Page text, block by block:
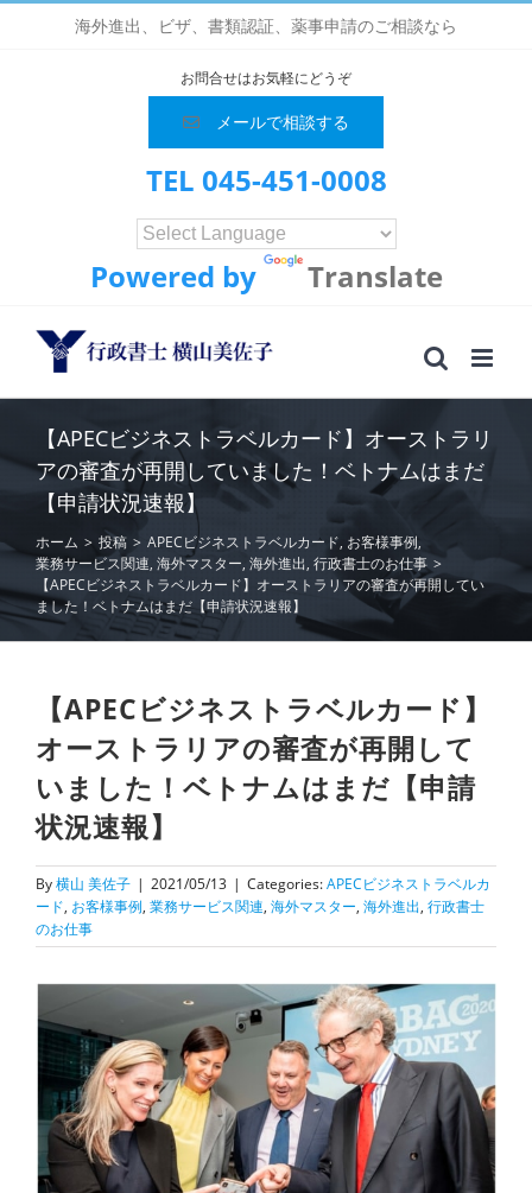
海外進出、ビザ、書類認証、薬事申請のご相談なら
お問合せはお気軽にどうぞ
メールで相談する
TEL 045-451-0008
Powered by Translate
【APECビジネストラベルカード】オーストラリ
アの審査が再開していました！ベトナムはまだ
【申請状況速報】
ホーム > 投稿 > APECビジネストラベルカード, お客様事例,
業務サービス関連, 海外マスター, 海外進出, 行政書士のお仕事 >
【APECビジネストラベルカード】オーストラリアの審査が再開してい
ました！ベトナムはまだ【申請状況速報】
【APECビジネストラベルカード】
オーストラリアの審査が再開して
いました！ベトナムはまだ【申請
状況速報】
By横山 美佐子 | 2021/05/13 | Categories:APECビジネストラベルカ
ード, お客様事例, 業務サービス関連, 海外マスター, 海外進出, 行政書士
のお仕事